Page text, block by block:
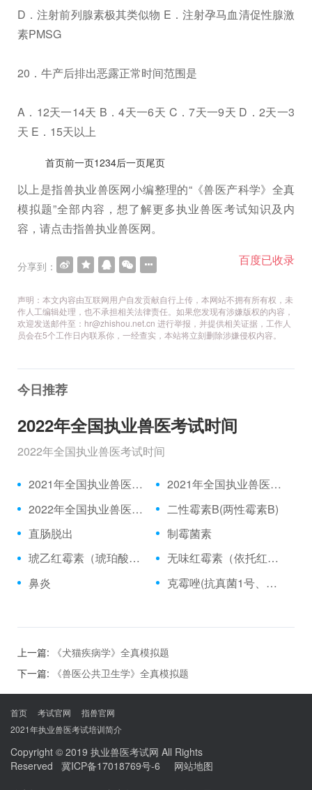
D．注射前列腺素极其类似物 E．注射孕马血清促性腺激
素PMSG
20．牛产后排出恶露正常时间范围是
A．12天一14天 B．4天一6天 C．7天一9天 D．2天一3
天 E．15天以上
首页前一页1234后一页尾页
以上是指兽执业兽医网小编整理的“《兽医产科学》全真
模拟题”全部内容，想了解更多执业兽医考试知识及内
容，请点击指兽执业兽医网。
百度已收录
分享到：
声明：本文内容由互联网用户自发贡献自行上传，本网站不拥有所有权，未
作人工编辑处理，也不承担相关法律责任。如果您发现有涉嫌版权的内容，
欢迎发送邮件至：hr@zhishou.net.cn 进行举报，并提供相关证据，工作人
员会在5个工作日内联系你，一经查实，本站将立刻删除涉嫌侵权内容。
今日推荐
2022年全国执业兽医考试时间
2022年全国执业兽医考试时间
2021年全国执业兽医资格考试成绩公布时间、合格分数线
2021年全国执业兽医资格考试真题
2022年全国执业兽医考试时间
二性霉素B(两性霉素B)
直肠脱出
制霉菌素
琥乙红霉素（琥珀酸红霉素、乙琥红霉素）
无味红霉素（依托红霉素）
鼻炎
克霉唑(抗真菌1号、三苯甲咪唑)
上一篇:
《犬猫疾病学》全真模拟题
下一篇:
《兽医公共卫生学》全真模拟题
首页 考试官网
指兽官网
2021年执业兽医考试培训简介
Copyright © 2019 执业兽医考试网 All Rights
Reserved 冀ICP备17018769号-6
网站地图